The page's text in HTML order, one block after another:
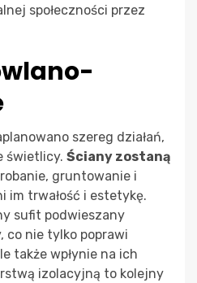
społeczności przez
szereg działań,
świetlicy. Ściany zostaną
gruntowanie i
im trwałość i estetykę.
sufit podwieszany
co nie tylko poprawi
także wpłynie na ich
izolacyjną to kolejny